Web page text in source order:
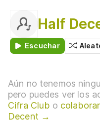
Half
Escuchar
Aún no tenemos
pero puedes ver los
Cifra Club o
Decent →